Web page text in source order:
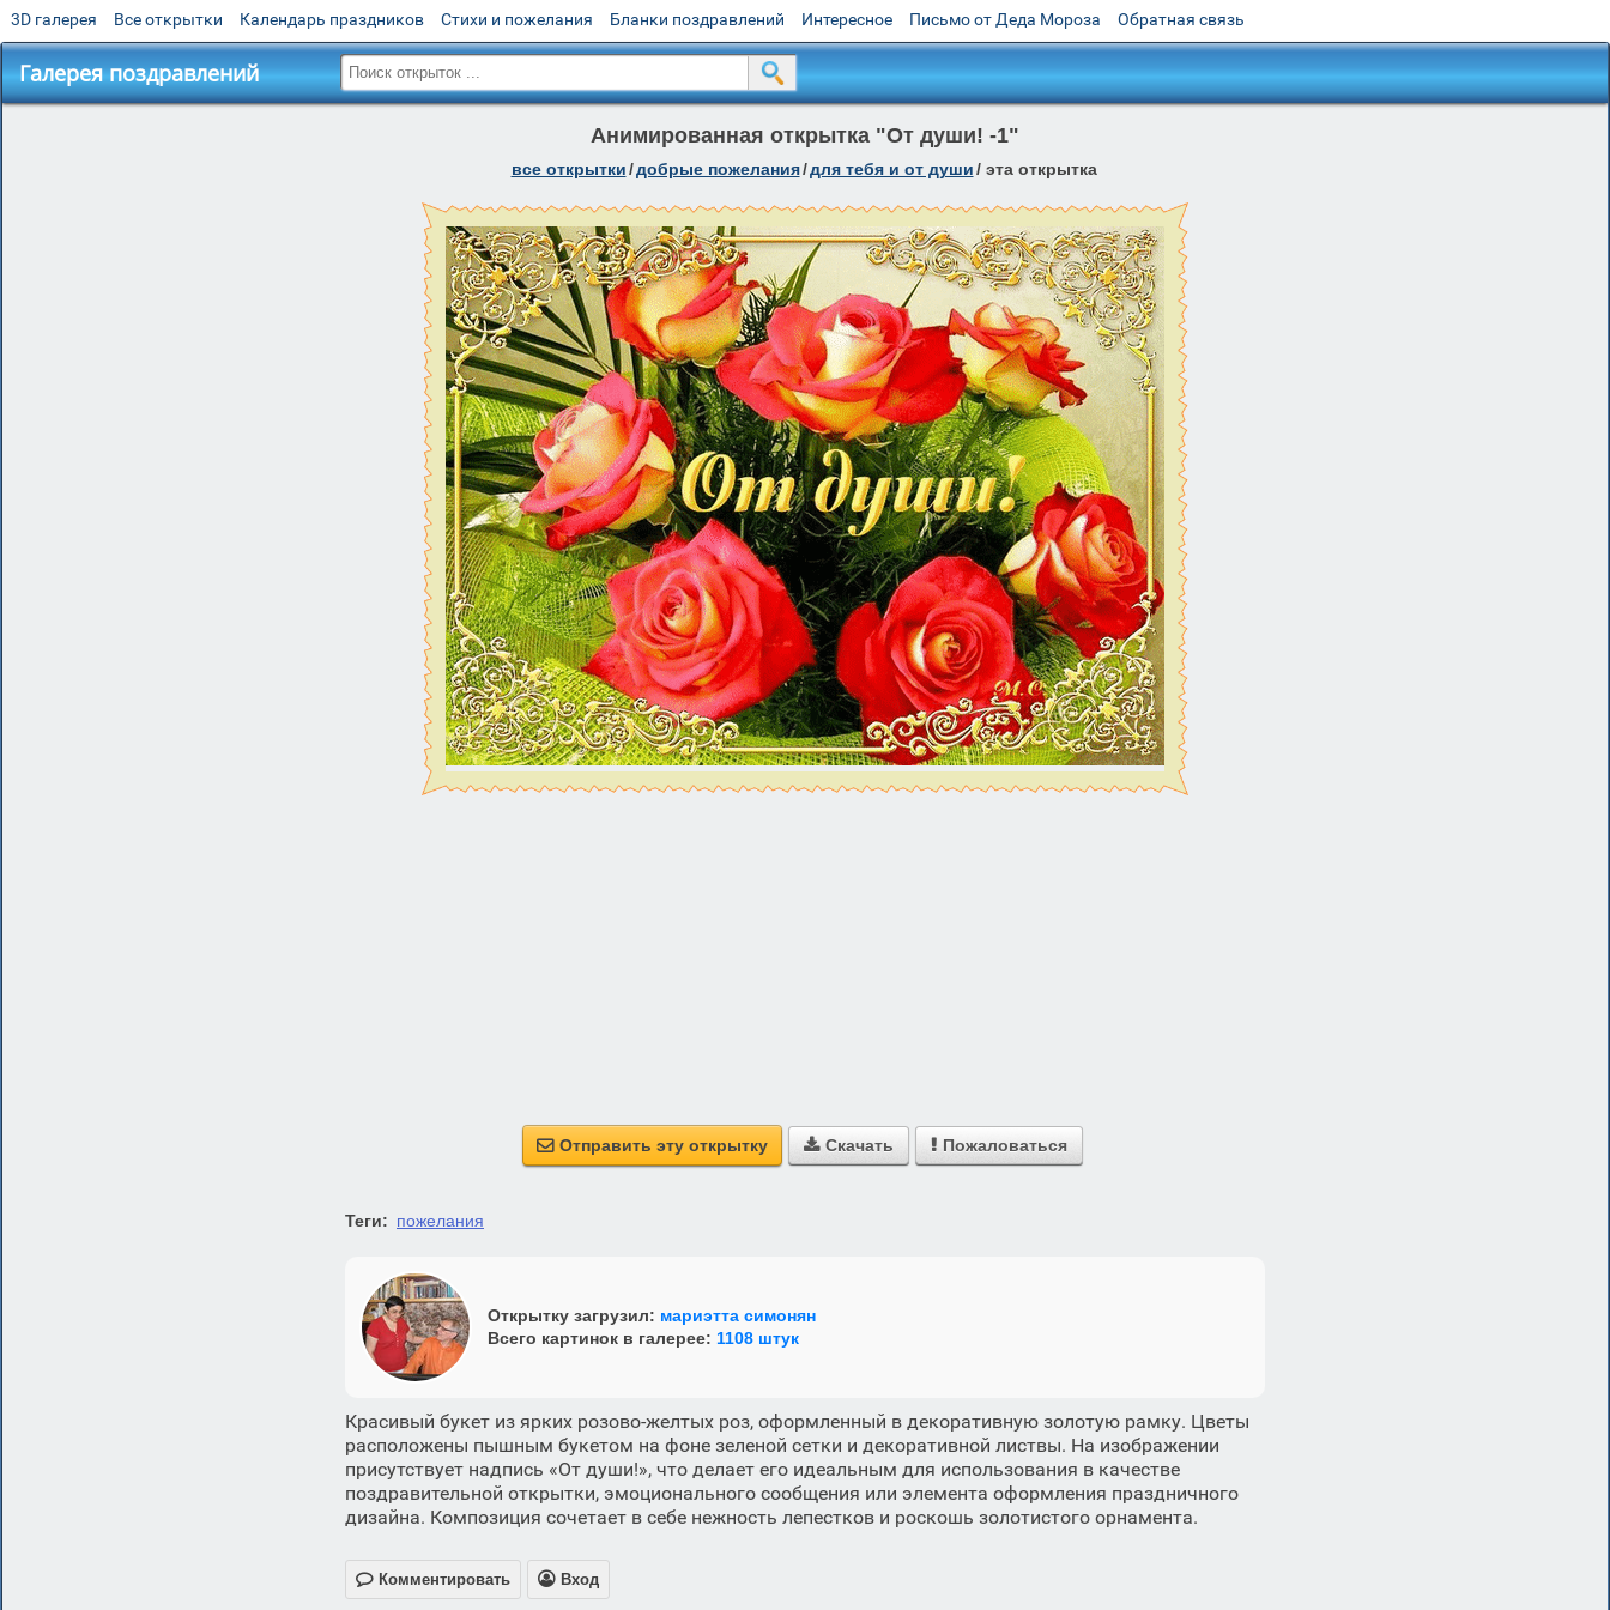
3D галерея Все открытки Календарь праздников Стихи и пожелания Бланки поздравлений Интересное Письмо от Деда Мороза Обратная связь
Галерея поздравлений
Анимированная открытка "От души! -1"
все открытки/добрые пожелания/для тебя и от души/ эта открытка
 Отправить эту открытку  Скачать  Пожаловаться
Теги: пожелания
Открытку загрузил: мариэтта симонян
Всего картинок в галерее: 1108 штук
Красивый букет из ярких розово-желтых роз, оформленный в декоративную золотую рамку. Цветы
расположены пышным букетом на фоне зеленой сетки и декоративной листвы. На изображении
присутствует надпись «От души!», что делает его идеальным для использования в качестве
поздравительной открытки, эмоционального сообщения или элемента оформления праздничного
дизайна. Композиция сочетает в себе нежность лепестков и роскошь золотистого орнамента.
 Комментировать  Вход